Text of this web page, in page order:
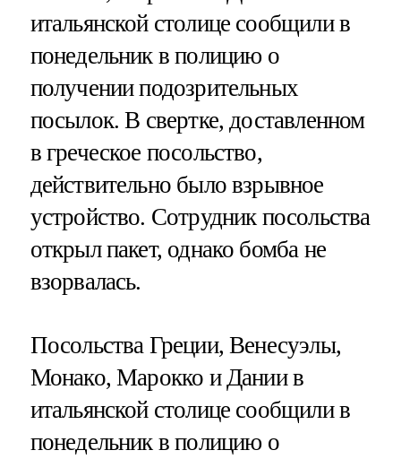
итальянской столице сообщили в
понедельник в полицию о
получении подозрительных
посылок. В свертке, доставленном
в греческое посольство,
действительно было взрывное
устройство. Сотрудник посольства
открыл пакет, однако бомба не
взорвалась.
Посольства Греции, Венесуэлы,
Монако, Марокко и Дании в
итальянской столице сообщили в
понедельник в полицию о